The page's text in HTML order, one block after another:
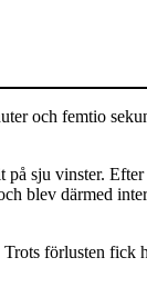
och femtio
sju vinster.
blev därmed
förlusten fick